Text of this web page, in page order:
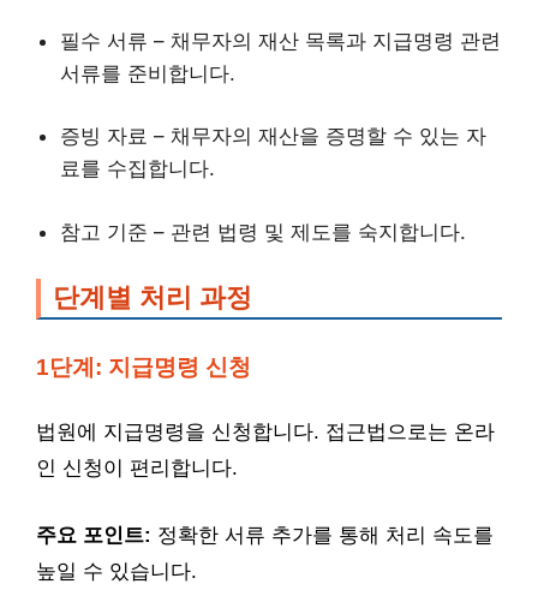
필수 서류 – 채무자의 재산 목록과 지급명령 관련
서류를 준비합니다.
증빙 자료 – 채무자의 재산을 증명할 수 있는 자
료를 수집합니다.
참고 기준 – 관련 법령 및 제도를 숙지합니다.
단계별 처리 과정
1단계: 지급명령 신청
법원에 지급명령을 신청합니다. 접근법으로는 온라
인 신청이 편리합니다.
주요 포인트: 정확한 서류 추가를 통해 처리 속도를
높일 수 있습니다.